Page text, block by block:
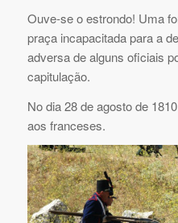
Ouve-se o estrondo! Uma
praça incapacitada para a
adversa de alguns oficiais
capitulação.
No dia 28 de agosto de
aos franceses.